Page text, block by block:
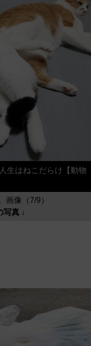
生はねこだらけ【動物
画像（7/9）
写真 ↓